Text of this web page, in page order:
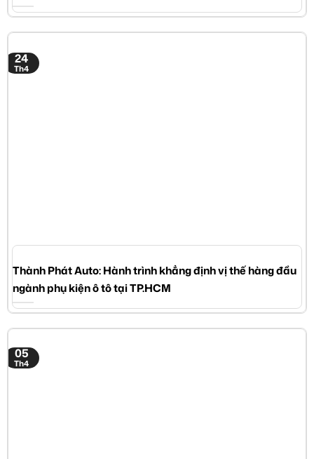
Thành Phát Auto: Hành trình khẳng định vị thế hàng đầu
ngành phụ kiện ô tô tại TP.HCM
24
Th4
05
Th4